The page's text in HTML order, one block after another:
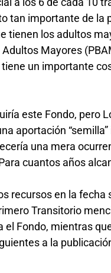
tan importante de la
tienen los adultos
(PBAM) que este
un importante
este Fondo, pero
aportación
una mera
cuantos años
recursos en la fecha
Transitorio
el Fondo, mientras
a la